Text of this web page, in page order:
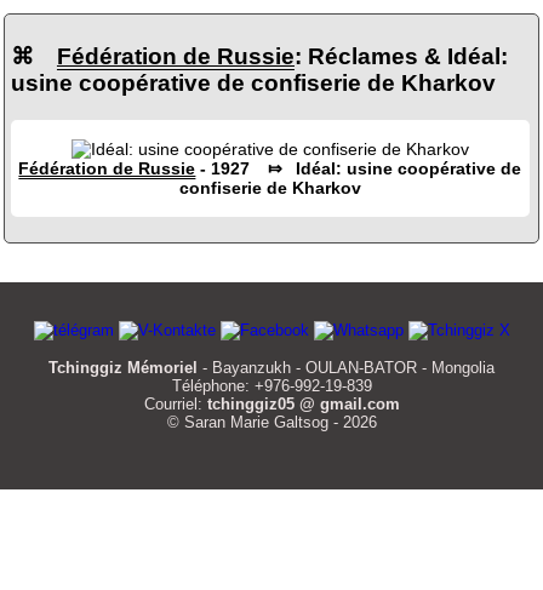
⌘ Fédération de Russie: Réclames & Idéal:
usine coopérative de confiserie de Kharkov
Fédération de Russie - 1927 ⤇ Idéal: usine coopérative de
confiserie de Kharkov
Tchinggiz Mémoriel - Bayanzukh - OULAN-BATOR - Mongolia
Téléphone: +976-992-19-839
Courriel: tchinggiz05 @ gmail.com
© Saran Marie Galtsog - 2026